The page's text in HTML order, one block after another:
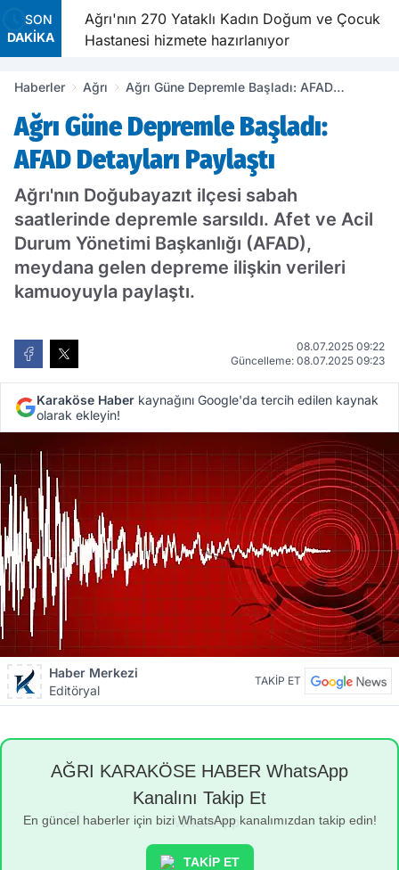
SON
DAKİKA
Dünya
Ağrı'nın 270 Yataklı Kadın Doğum ve Çocuk
Hastanesi hizmete hazırlanıyor
Haberler Ağrı
Ağrı Güne Depremle Başladı: AFAD
Ağrı Güne Depremle Başladı:
AFAD Detayları Paylaştı
Ağrı'nın Doğubayazıt ilçesi sabah
saatlerinde depremle sarsıldı. Afet ve Acil
Durum Yönetimi Başkanlığı (AFAD),
meydana gelen depreme ilişkin verileri
kamuoyuyla paylaştı.
08.07.2025 09:22
Güncelleme: 08.07.2025 09:23
Karaköse Haber kaynağını Google'da tercih edilen kaynak
olarak ekleyin!
Haber Merkezi
Editöryal
TAKİP ET
AĞRI KARAKÖSE HABER WhatsApp
Kanalını Takip Et
En güncel haberler için bizi WhatsApp kanalımızdan takip edin!
TAKİP ET